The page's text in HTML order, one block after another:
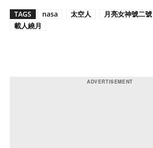
TAGS nasa 太空人 月亮女神號二號
載人繞月